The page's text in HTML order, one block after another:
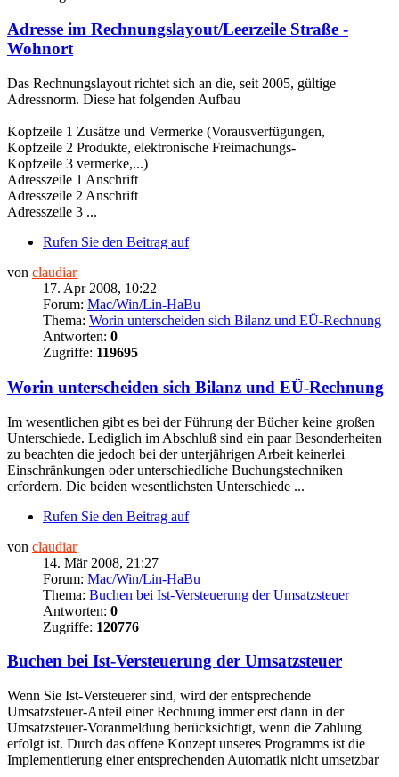
Adresse im Rechnungslayout/Leerzeile Straße -
Wohnort
Das Rechnungslayout richtet sich an die, seit 2005, gültige
Adressnorm. Diese hat folgenden Aufbau
Kopfzeile 1 Zusätze und Vermerke (Vorausverfügungen,
Kopfzeile 2 Produkte, elektronische Freimachungs-
Kopfzeile 3 vermerke,...)
Adresszeile 1 Anschrift
Adresszeile 2 Anschrift
Adresszeile 3 ...
Rufen Sie den Beitrag auf
von claudiar
17. Apr 2008, 10:22
Forum: Mac/Win/Lin-HaBu
Thema: Worin unterscheiden sich Bilanz und EÜ-Rechnung
Antworten: 0
Zugriffe: 119695
Worin unterscheiden sich Bilanz und EÜ-Rechnung
Im wesentlichen gibt es bei der Führung der Bücher keine großen
Unterschiede. Lediglich im Abschluß sind ein paar Besonderheiten
zu beachten die jedoch bei der unterjährigen Arbeit keinerlei
Einschränkungen oder unterschiedliche Buchungstechniken
erfordern. Die beiden wesentlichsten Unterschiede ...
Rufen Sie den Beitrag auf
von claudiar
14. Mär 2008, 21:27
Forum: Mac/Win/Lin-HaBu
Thema: Buchen bei Ist-Versteuerung der Umsatzsteuer
Antworten: 0
Zugriffe: 120776
Buchen bei Ist-Versteuerung der Umsatzsteuer
Wenn Sie Ist-Versteuerer sind, wird der entsprechende
Umsatzsteuer-Anteil einer Rechnung immer erst dann in der
Umsatzsteuer-Voranmeldung berücksichtigt, wenn die Zahlung
erfolgt ist. Durch das offene Konzept unseres Programms ist die
Implementierung einer entsprechenden Automatik nicht umsetzbar